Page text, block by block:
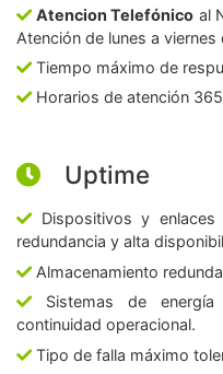
Atencion Telefónico al
Atención de lunes a
Tiempo máximo de
Horarios de atención
Uptime
Dispositivos y enlaces
redundancia y alta
Almacenamiento
Sistemas de energía
continuidad operacional.
Tipo de falla máximo